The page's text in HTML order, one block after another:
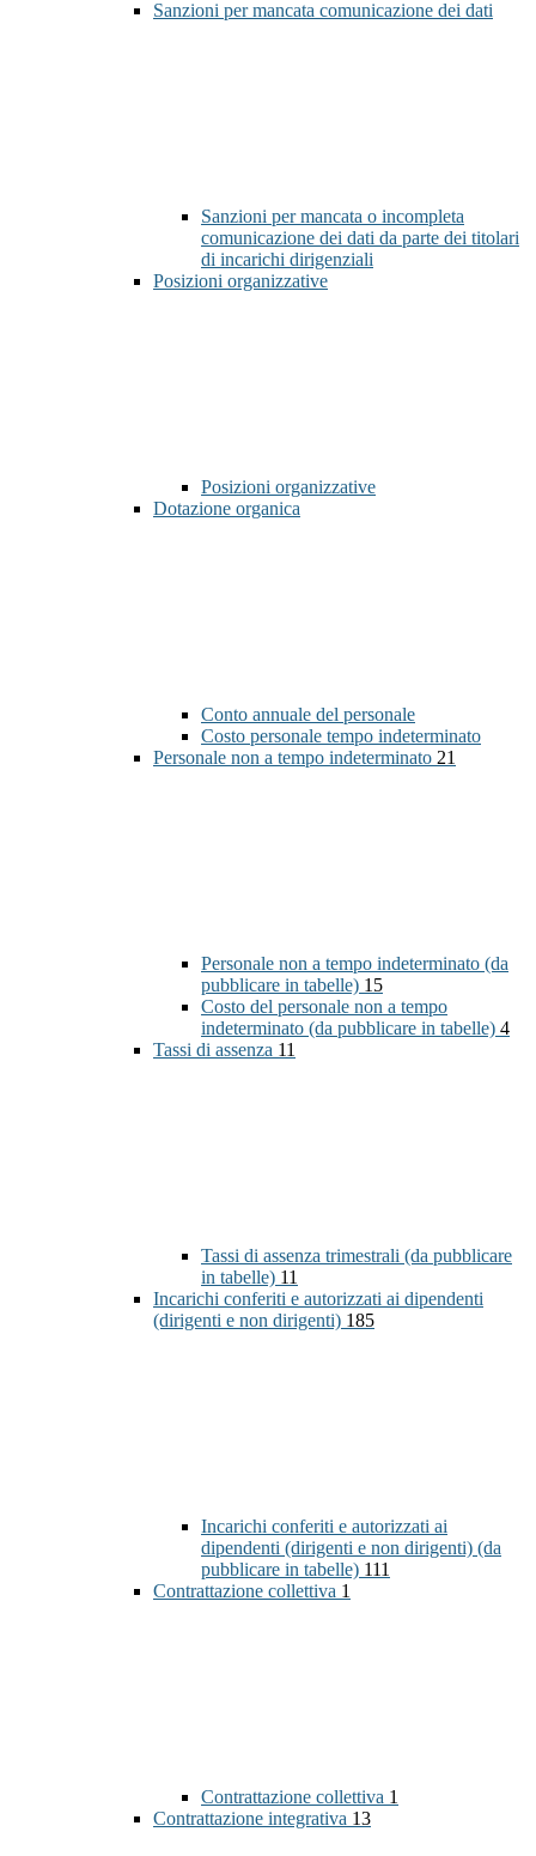
Sanzioni per mancata comunicazione dei dati
Sanzioni per mancata o incompleta
comunicazione dei dati da parte dei titolari
di incarichi dirigenziali
Posizioni organizzative
Posizioni organizzative
Dotazione organica
Conto annuale del personale
Costo personale tempo indeterminato
Personale non a tempo indeterminato 21
Personale non a tempo indeterminato (da
pubblicare in tabelle) 15
Costo del personale non a tempo
indeterminato (da pubblicare in tabelle) 4
Tassi di assenza 11
Tassi di assenza trimestrali (da pubblicare
in tabelle) 11
Incarichi conferiti e autorizzati ai dipendenti
(dirigenti e non dirigenti) 185
Incarichi conferiti e autorizzati ai
dipendenti (dirigenti e non dirigenti) (da
pubblicare in tabelle) 111
Contrattazione collettiva 1
Contrattazione collettiva 1
Contrattazione integrativa 13